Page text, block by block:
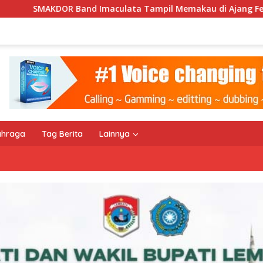
Tampil Memakau di Ajang Festival Bale Nagi
Tag Berita Lainnya